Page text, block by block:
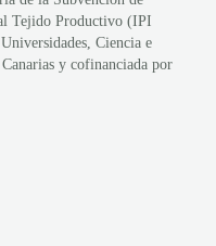
Tejido Productivo (IPI
Ciencia e
y cofinanciada por